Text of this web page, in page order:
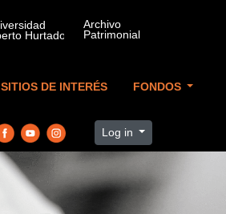
SITIOS DE INTERÉS FONDOS
Log in